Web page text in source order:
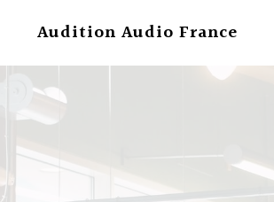
au
Audition Audio France